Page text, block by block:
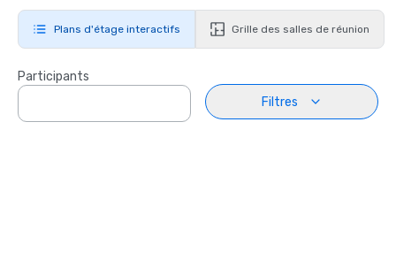
Plans d'étage interactifs Grille des salles de réunion
Participants
Filtres